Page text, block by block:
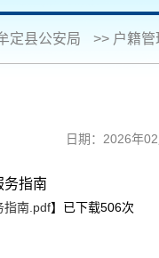
定县公安局 >> 户籍管
日期：2026年
务指南
指南.pdf】已下载506次